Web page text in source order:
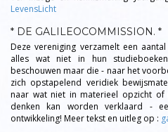
LevensLicht
* DE GALILEOCOMMISSION. *
Deze vereniging verzamelt een
alles wat niet in hun
beschouwen maar die - naar het
zich opstapelend veridiek
naar wat niet in materieel opzicht of
denken kan worden verklaard -
ontwikkeling! Meer tekst en uitleg op :